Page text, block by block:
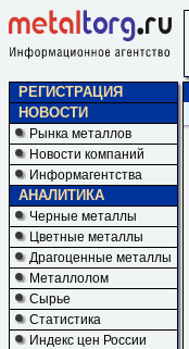
РЕГИСТРАЦИЯ
НОВОСТИ
Рынка металлов
Новости компаний
Информагентства
АНАЛИТИКА
Черные металлы
Цветные металлы
Драгоценные металлы
Металлолом
Сырье
Статистика
Индекс цен России